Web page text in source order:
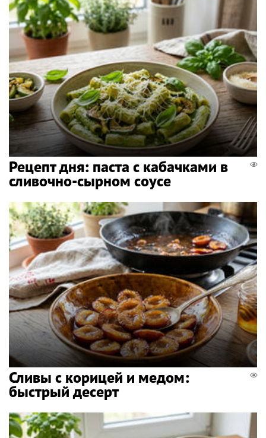
Рецепт дня: паста с кабачками в
сливочно-сырном соусе
Сливы с корицей и медом:
быстрый десерт